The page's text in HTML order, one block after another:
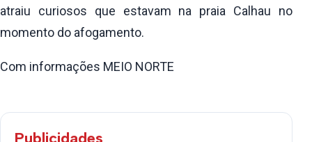
atraiu curiosos que estavam na praia Calhau no
momento do afogamento.
Com informações MEIO NORTE
Publicidades